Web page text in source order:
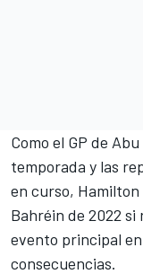
Como el GP de
temporada y las
en curso, Hamilton
Bahréin de 2022
evento principal
consecuencias.